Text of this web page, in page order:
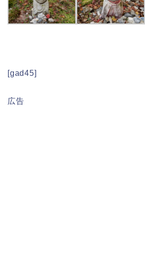
[gad45]
広告